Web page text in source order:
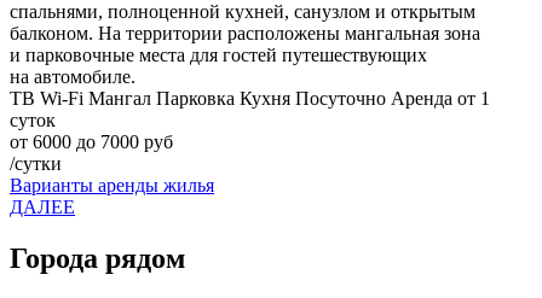
спальнями, полноценной кухней, санузлом и открытым
балконом. На территории расположены мангальная зона
и парковочные места для гостей путешествующих
на автомобиле.
ТВ Wi-Fi Мангал Парковка Кухня Посуточно Аренда от 1
суток
от 6000 до 7000 руб
/сутки
Варианты аренды жилья
ДАЛЕЕ
Города рядом